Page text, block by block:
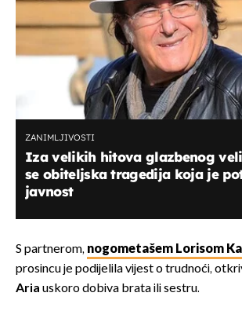
ZANIMLJIVOSTI
Iza velikih hitova glazbenog
se obiteljska tragedija koja je
javnost
S partnerom, nogometašem Lorisom
prosincu je podijelila vijest o trudnoći,
Aria uskoro dobiva brata ili sestru.